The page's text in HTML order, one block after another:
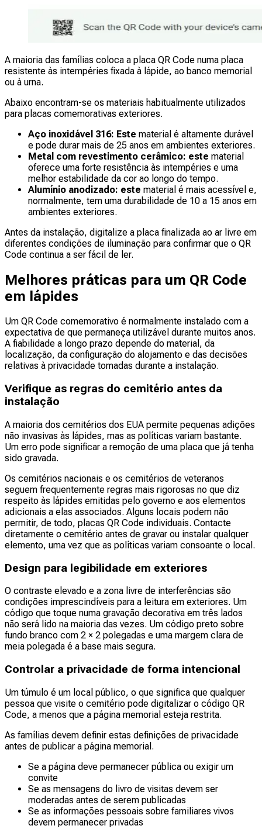
A maioria das famílias coloca a placa QR Code numa placa
resistente às intempéries fixada à lápide, ao banco memorial
ou à urna.
Abaixo encontram-se os materiais habitualmente utilizados
para placas comemorativas exteriores.
Aço inoxidável 316: Este material é altamente durável
e pode durar mais de 25 anos em ambientes exteriores.
Metal com revestimento cerâmico: este material
oferece uma forte resistência às intempéries e uma
melhor estabilidade da cor ao longo do tempo.
Alumínio anodizado: este material é mais acessível e,
normalmente, tem uma durabilidade de 10 a 15 anos em
ambientes exteriores.
Antes da instalação, digitalize a placa finalizada ao ar livre em
diferentes condições de iluminação para confirmar que o QR
Code continua a ser fácil de ler.
Melhores práticas para um QR Code
em lápides
Um QR Code comemorativo é normalmente instalado com a
expectativa de que permaneça utilizável durante muitos anos.
A fiabilidade a longo prazo depende do material, da
localização, da configuração do alojamento e das decisões
relativas à privacidade tomadas durante a instalação.
Verifique as regras do cemitério antes da
instalação
A maioria dos cemitérios dos EUA permite pequenas adições
não invasivas às lápides, mas as políticas variam bastante.
Um erro pode significar a remoção de uma placa que já tenha
sido gravada.
Os cemitérios nacionais e os cemitérios de veteranos
seguem frequentemente regras mais rigorosas no que diz
respeito às lápides emitidas pelo governo e aos elementos
adicionais a elas associados. Alguns locais podem não
permitir, de todo, placas QR Code individuais. Contacte
diretamente o cemitério antes de gravar ou instalar qualquer
elemento, uma vez que as políticas variam consoante o local.
Design para legibilidade em exteriores
O contraste elevado e a zona livre de interferências são
condições imprescindíveis para a leitura em exteriores. Um
código que toque numa gravação decorativa em três lados
não será lido na maioria das vezes. Um código preto sobre
fundo branco com 2 × 2 polegadas e uma margem clara de
meia polegada é a base mais segura.
Controlar a privacidade de forma intencional
Um túmulo é um local público, o que significa que qualquer
pessoa que visite o cemitério pode digitalizar o código QR
Code, a menos que a página memorial esteja restrita.
As famílias devem definir estas definições de privacidade
antes de publicar a página memorial.
Se a página deve permanecer pública ou exigir um
convite
Se as mensagens do livro de visitas devem ser
moderadas antes de serem publicadas
Se as informações pessoais sobre familiares vivos
devem permanecer privadas